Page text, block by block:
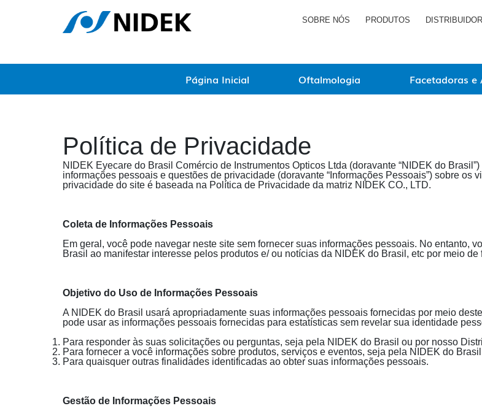
SOBRE NÓS PRODUTOS
Página Inicial Oftalmologia Facetadoras e
Política de Privacidade
NIDEK Eyecare do Brasil Comércio de Instrumentos Opticos Ltda (doravante “NIDEK do
informações pessoais e questões de privacidade (doravante “Informações Pessoais”) sobre os
privacidade do site é baseada na Política de Privacidade da matriz NIDEK CO., LTD.
Coleta de Informações Pessoais
Em geral, você pode navegar neste site sem fornecer suas informações pessoais. No entanto,
Brasil ao manifestar interesse pelos produtos e/ ou notícias da NIDEK do Brasil, etc por meio de
Objetivo do Uso de Informações Pessoais
A NIDEK do Brasil usará apropriadamente suas informações pessoais fornecidas por meio
pode usar as informações pessoais fornecidas para estatísticas sem revelar sua identidade
Para responder às suas solicitações ou perguntas, seja pela NIDEK do Brasil ou por nosso
Para fornecer a você informações sobre produtos, serviços e eventos, seja pela NIDEK do
Para quaisquer outras finalidades identificadas ao obter suas informações pessoais.
Gestão de Informações Pessoais